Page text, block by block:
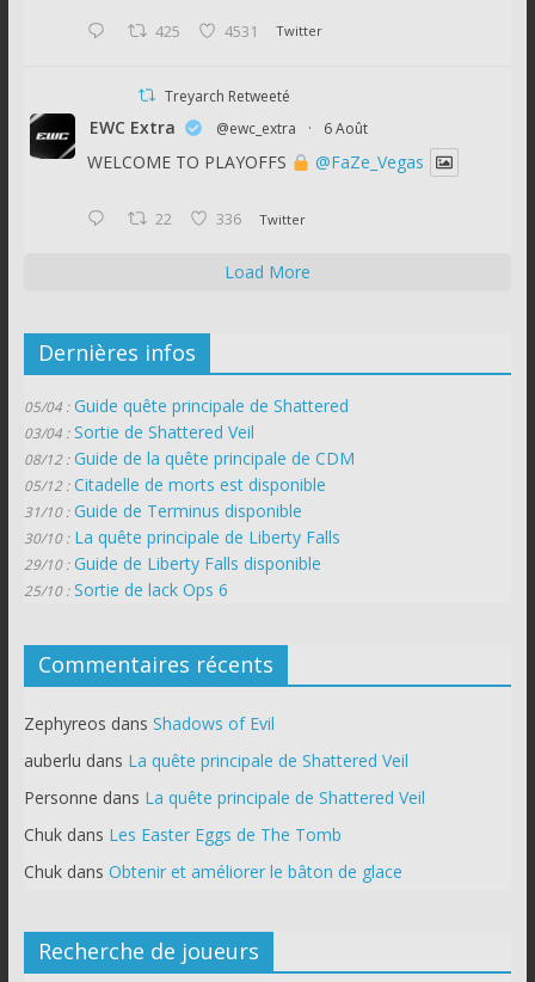
425 4531 Twitter
Treyarch Retweeté
EWC Extra @ewc_extra · 6 Août
WELCOME TO PLAYOFFS @FaZe_Vegas
22 336 Twitter
Load More
Dernières infos
05/04 : Guide quête principale de Shattered
03/04 : Sortie de Shattered Veil
08/12 : Guide de la quête principale de CDM
05/12 : Citadelle de morts est disponible
31/10 : Guide de Terminus disponible
30/10 : La quête principale de Liberty Falls
29/10 : Guide de Liberty Falls disponible
25/10 : Sortie de lack Ops 6
Commentaires récents
Zephyreos dans Shadows of Evil
auberlu dans La quête principale de Shattered Veil
Personne dans La quête principale de Shattered Veil
Chukdans Les Easter Eggs de The Tomb
Chukdans Obtenir et améliorer le bâton de glace
Recherche de joueurs